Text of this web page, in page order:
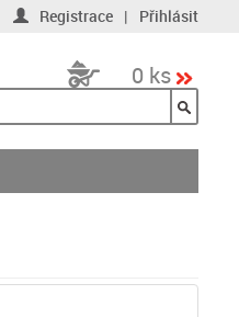
Registrace | Přihlásit
0 ks